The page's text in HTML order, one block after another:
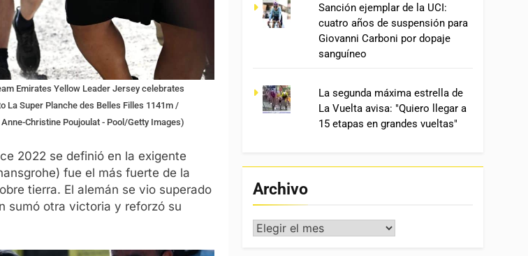
Emirates Yellow Leader Jersey celebrates
La Super Planche des Belles Filles 1141m /
Christine Poujoulat - Pool/Getty Images)
2022 se definió en la exigente
fue el más fuerte de la
tierra. El alemán se vio superado
sumó otra victoria y reforzó su
Sanción ejemplar de la UCI:
cuatro años de suspensión para
Giovanni Carboni por dopaje
sanguíneo
La segunda máxima estrella de
La Vuelta avisa: "Quiero llegar a
15 etapas en grandes vueltas"
Archivo
Archivo